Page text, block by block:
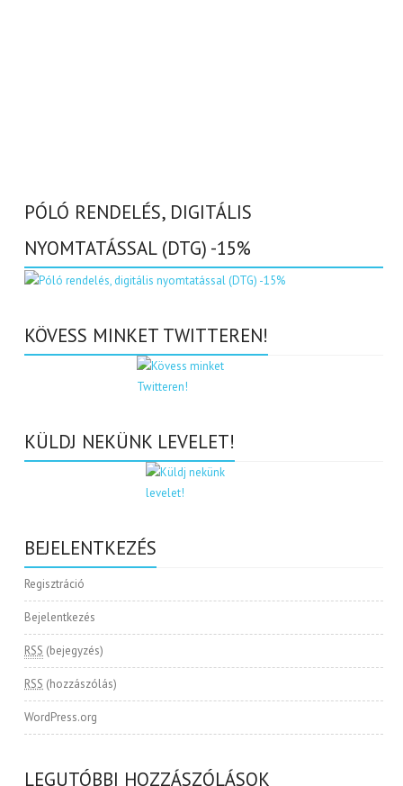
PÓLÓ RENDELÉS, DIGITÁLIS
NYOMTATÁSSAL (DTG) -15%
KÖVESS MINKET TWITTEREN!
KÜLDJ NEKÜNK LEVELET!
BEJELENTKEZÉS
Regisztráció
Bejelentkezés
RSS (bejegyzés)
RSS (hozzászólás)
WordPress.org
LEGUTÓBBI HOZZÁSZÓLÁSOK